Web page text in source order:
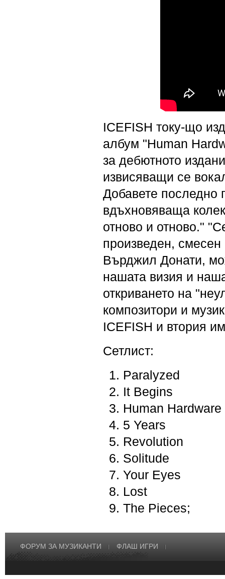
ICEFISH току-що
албум "Human
за дебютното
извисяващи се
Добавете последно
вдъхновяваща
отново и отново."
произведен, смесен
Върджил Донати,
нашата визия и
откриването на
композитори и
ICEFISH и втория
Сетлист:
Paralyzed
It Begins
Human Hardware
5 Years
Revolution
Solitude
Your Eyes
Lost
The Pieces;
ФОРУМ ЗА МУЗИКАНТИ ФЛАШ ИГРИ